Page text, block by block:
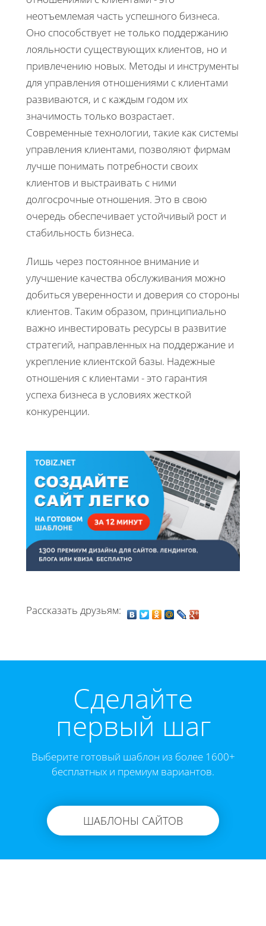
неотъемлемая часть успешного бизнеса.
Оно способствует не только поддержанию
лояльности существующих клиентов, но и
привлечению новых. Методы и инструменты
для управления отношениями с клиентами
развиваются, и с каждым годом их
значимость только возрастает.
Современные технологии, такие как системы
управления клиентами, позволяют фирмам
лучше понимать потребности своих
клиентов и выстраивать с ними
долгосрочные отношения. Это в свою
очередь обеспечивает устойчивый рост и
стабильность бизнеса.
Лишь через постоянное внимание и
улучшение качества обслуживания можно
добиться уверенности и доверия со стороны
клиентов. Таким образом, принципиально
важно инвестировать ресурсы в развитие
стратегий, направленных на поддержание и
укрепление клиентской базы. Надежные
отношения с клиентами - это гарантия
успеха бизнеса в условиях жесткой
конкуренции.
Рассказать друзьям:
Cделайте
первый шаг
Выберите готовый шаблон из более 1600+
бесплатных и премиум вариантов.
ШАБЛОНЫ САЙТОВ